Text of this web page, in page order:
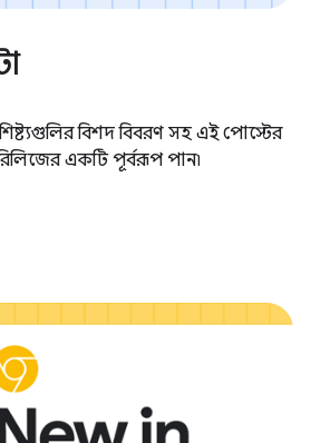
বিশদ বিবরণ সহ এই পোস্টের
একটি পূর্বরূপ পান৷